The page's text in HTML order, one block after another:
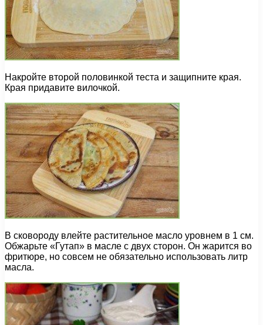
Накройте второй половинкой теста и защипните края.
Края придавите вилочкой.
В сковороду влейте растительное масло уровнем в 1 см.
Обжарьте «Гутап» в масле с двух сторон. Он жарится во
фритюре, но совсем не обязательно использовать литр
масла.